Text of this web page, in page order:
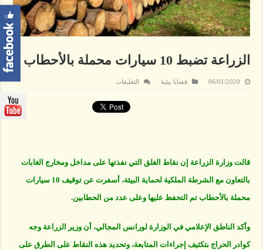
الزراعة تضبط 10 سيارات محملة بالأحطاب
06/01/2020 قضايا بيئية التعليقات
10
سيارات
قالت وزارة الزراعة إن نقاط الغلق التي نفذتها على مداخل ومخارج الغابات
بالتعاون مع الشرطة الملكية لحماية البيئة، أسفرت عن توقيف 10 سيارات
محملة بالأحطاب تم التحفظ عليها وعلى عدد من الحطابين.
وأكد الناطق الإعلامي في الوزارة لورانس المجالي، أن وزير الزراعة وجه
كوادر الحراج بتكثيف إجراءات المتابعة، وتحديد هذه النقاط على الطرق على